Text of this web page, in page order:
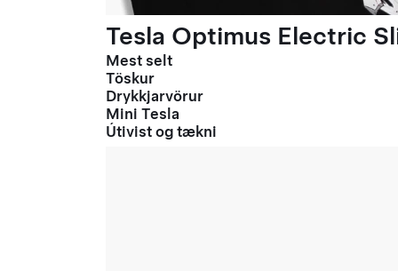
Tesla Optimus Electric
Mest selt
Töskur
Drykkjarvörur
Mini Tesla
Útivist og tækni